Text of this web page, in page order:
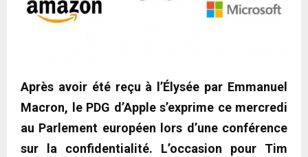
Après avoir été reçu à l’Élysée par Emmanuel
Macron, le PDG d’Apple s’exprime ce mercredi
au Parlement européen lors d’une conférence
sur la confidentialité. L’occasion pour Tim